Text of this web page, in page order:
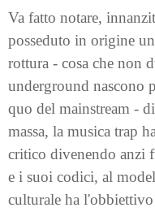
Va fatto notare,
posseduto in origine
rottura - cosa che non
underground nascono
quo del mainstream -
massa, la musica trap
critico divenendo anzi
e i suoi codici, al
culturale ha